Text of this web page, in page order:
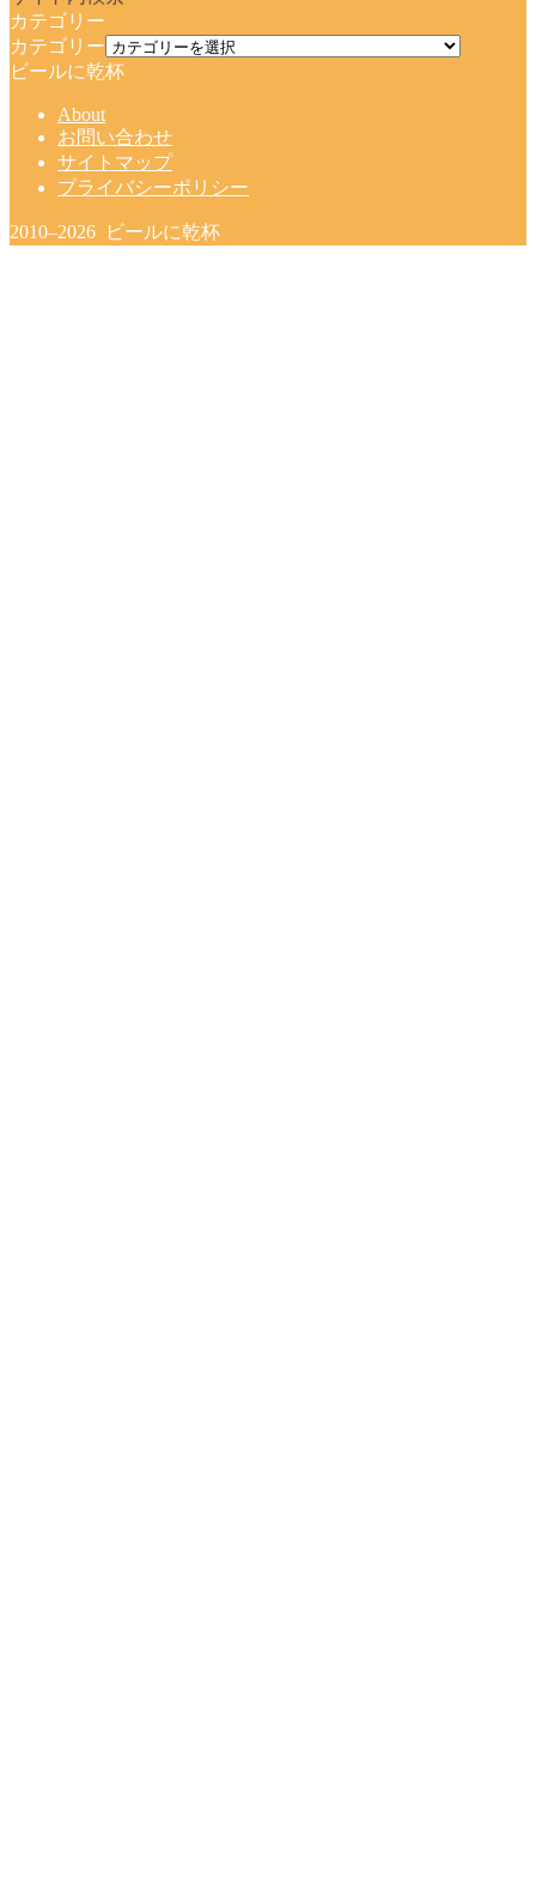
カテゴリー
カテゴリー
ビールに乾杯
About
お問い合わせ
サイトマップ
プライバシーポリシー
2010–2026 ビールに乾杯